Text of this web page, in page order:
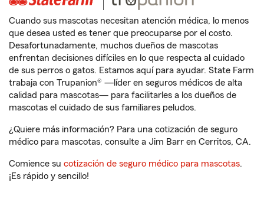
Cuando sus mascotas necesitan atención médica, lo menos
que desea usted es tener que preocuparse por el costo.
Desafortunadamente, muchos dueños de mascotas
enfrentan decisiones difíciles en lo que respecta al cuidado
de sus perros o gatos. Estamos aquí para ayudar. State Farm
trabaja con Trupanion® —líder en seguros médicos de alta
calidad para mascotas— para facilitarles a los dueños de
mascotas el cuidado de sus familiares peludos.
¿Quiere más información? Para una cotización de seguro
médico para mascotas, consulte a Jim Barr en Cerritos, CA.
Comience su cotización de seguro médico para mascotas.
¡Es rápido y sencillo!